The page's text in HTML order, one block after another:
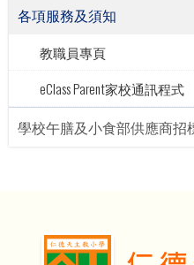
各項服務及須知
教職員專頁
eClass Parent家校通訊程式
學校午膳及小食部供應商招